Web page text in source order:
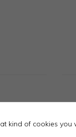
kind of cookies you